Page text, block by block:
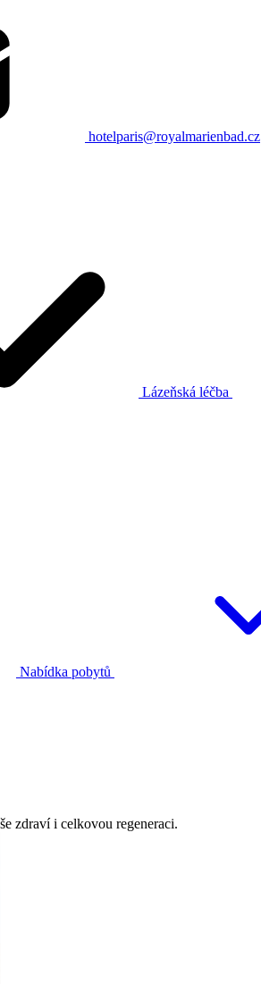
hotelparis@royalmarienbad.cz
Lázeňská léčba
Nabídka pobytů
zdraví i celkovou regeneraci.